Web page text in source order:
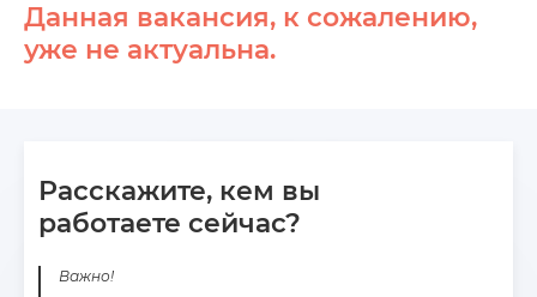
Данная вакансия, к сожалению,
уже не актуальна.
Расскажите, кем вы
работаете сейчас?
Важно!